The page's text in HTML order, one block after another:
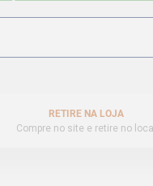
RETIRE NA LOJA
Compre no site e retire no local